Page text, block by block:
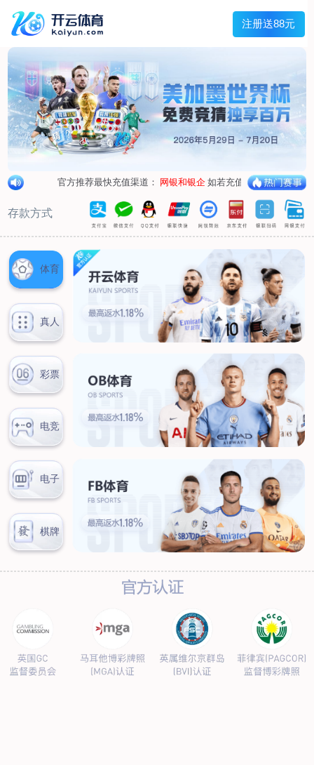
Menu
网站首页
关于我们
产品中心
荣誉资质
厂区设备
人才招聘
新闻中心
销售网点